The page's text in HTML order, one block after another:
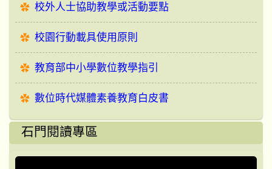
校外人士協助教學或活動要點
校園行動載具使用原則
教育部中小學數位教學指引
數位時代媒體素養教育白皮書
石門閱讀專區